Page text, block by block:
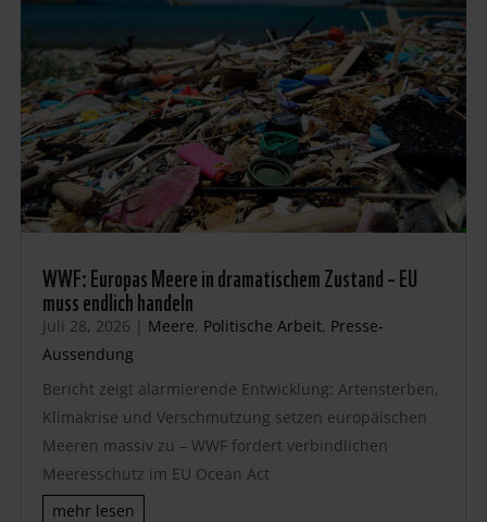
WWF: Europas Meere in dramatischem Zustand – EU
muss endlich handeln
Juli 28, 2026 | Meere, Politische Arbeit, Presse-
Aussendung
Bericht zeigt alarmierende Entwicklung: Artensterben,
Klimakrise und Verschmutzung setzen europäischen
Meeren massiv zu – WWF fordert verbindlichen
Meeresschutz im EU Ocean Act
mehr lesen